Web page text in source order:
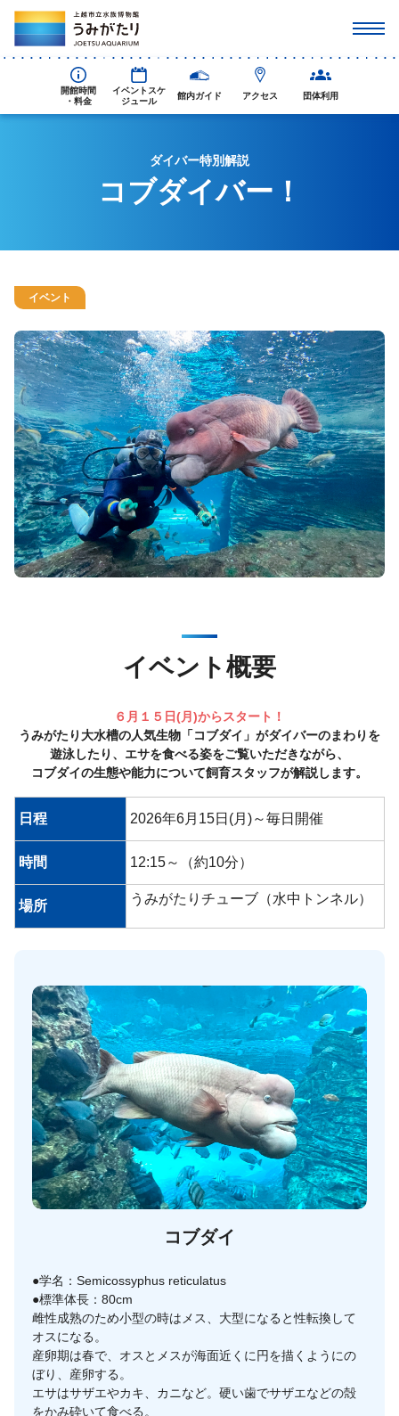
開館時間
・料金
イベントスケ
ジュール
館内ガイド アクセス 団体利用
ダイバー特別解説
コブダイバー！
イベント
イベント概要
６月１５日(月)からスタート！
うみがたり大水槽の人気生物「コブダイ」がダイバーのまわりを
遊泳したり、エサを食べる姿をご覧いただきながら、
コブダイの生態や能力について飼育スタッフが解説します。
日程 2026年6月15日(月)～毎日開催
時間 12:15～（約10分）
場所 うみがたりチューブ（水中トンネル）
コブダイ
●学名：Semicossyphus reticulatus
●標準体長：80cm
雌性成熟のため小型の時はメス、大型になると性転換して
オスになる。
産卵期は春で、オスとメスが海面近くに円を描くようにの
ぼり、産卵する。
エサはサザエやカキ、カニなど。硬い歯でサザエなどの殻
をかみ砕いて食べる。